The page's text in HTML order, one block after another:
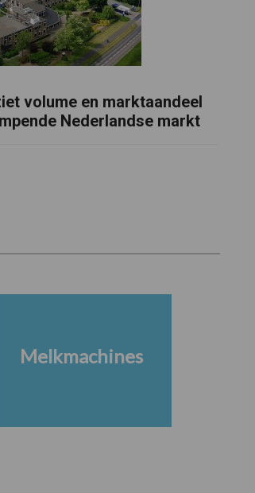
volume en marktaandeel
Nederlandse markt
Melkmachines